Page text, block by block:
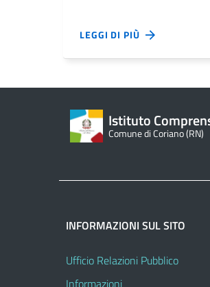
LEGGI DI PIÙ
Istituto
Comune di Coriano (RN)
INFORMAZIONI SUL SITO
Ufficio Relazioni Pubblico
Informazioni